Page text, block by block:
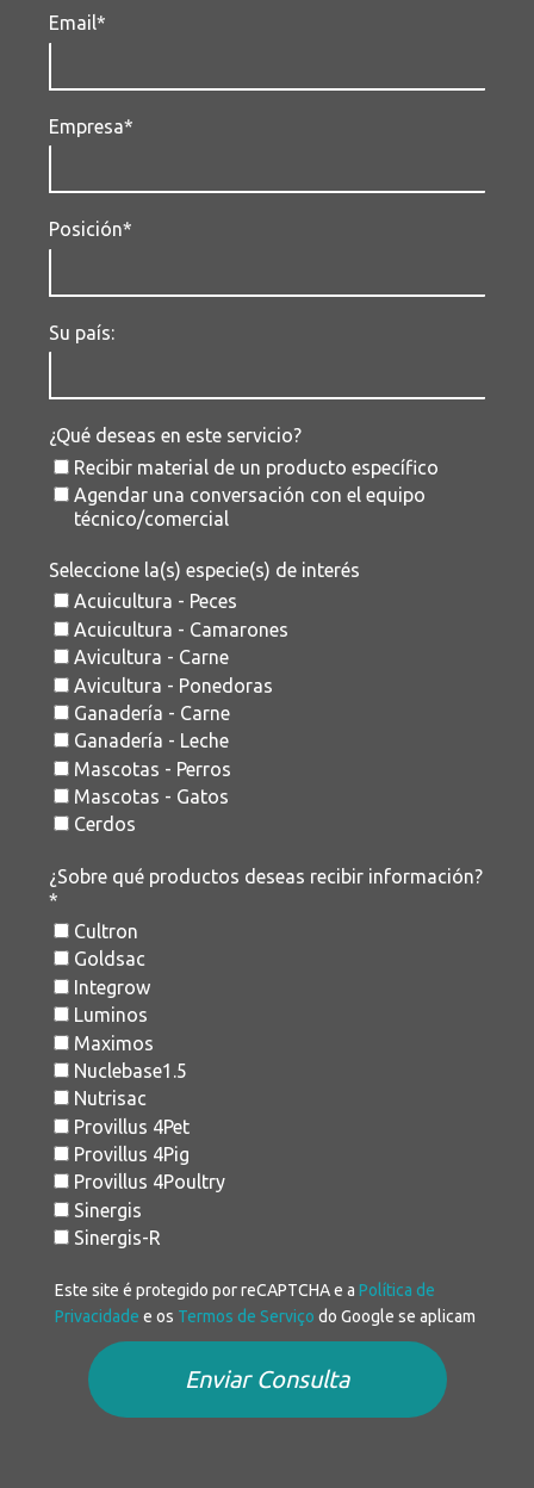
Email*
Empresa*
Posición*
Su país:
¿Qué deseas en este servicio?
Recibir material de un producto específico
Agendar una conversación con el equipo
técnico/comercial
Seleccione la(s) especie(s) de interés
Acuicultura - Peces
Acuicultura - Camarones
Avicultura - Carne
Avicultura - Ponedoras
Ganadería - Carne
Ganadería - Leche
Mascotas - Perros
Mascotas - Gatos
Cerdos
¿Sobre qué productos deseas recibir información?
*
Cultron
Goldsac
Integrow
Luminos
Maximos
Nuclebase1.5
Nutrisac
Provillus 4Pet
Provillus 4Pig
Provillus 4Poultry
Sinergis
Sinergis-R
Este site é protegido por reCAPTCHA e a Política de
Privacidade e os Termos de Serviço do Google se aplicam
Enviar Consulta